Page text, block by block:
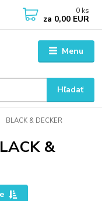
Menu
Hľadať
0 ks
za 0,00 EUR
BLACK & DECKER
&